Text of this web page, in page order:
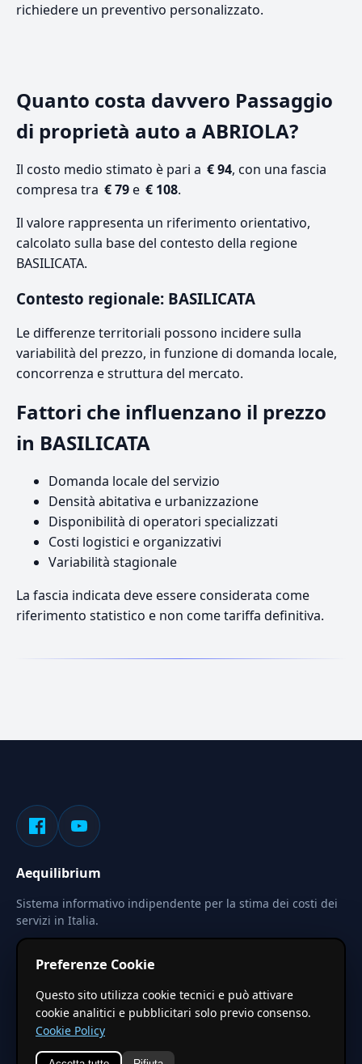
richiedere un preventivo personalizzato.
Quanto costa davvero Passaggio
di proprietà auto a ABRIOLA?
Il costo medio stimato è pari a € 94, con una fascia
compresa tra € 79e € 108.
Il valore rappresenta un riferimento orientativo,
calcolato sulla base del contesto della regione
BASILICATA.
Contesto regionale: BASILICATA
Le differenze territoriali possono incidere sulla
variabilità del prezzo, in funzione di domanda locale,
concorrenza e struttura del mercato.
Fattori che influenzano il prezzo
in BASILICATA
Domanda locale del servizio
Densità abitativa e urbanizzazione
Disponibilità di operatori specializzati
Costi logistici e organizzativi
Variabilità stagionale
La fascia indicata deve essere considerata come
riferimento statistico e non come tariffa definitiva.
Aequilibrium
Sistema informativo indipendente per la stima dei costi dei
servizi in Italia.
Le stime pubblicate sono calcolate tramite coefficienti
territoriali regionali applicati a valori base nazionali. Non
costituiscono preventivo ufficiale.
Preferenze Cookie
Questo sito utilizza cookie tecnici e può attivare
cookie analitici e pubblicitari solo previo consenso.
Cookie Policy